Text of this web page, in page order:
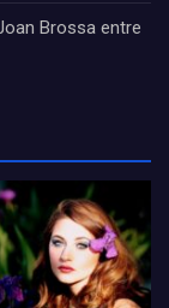
Brossa entre